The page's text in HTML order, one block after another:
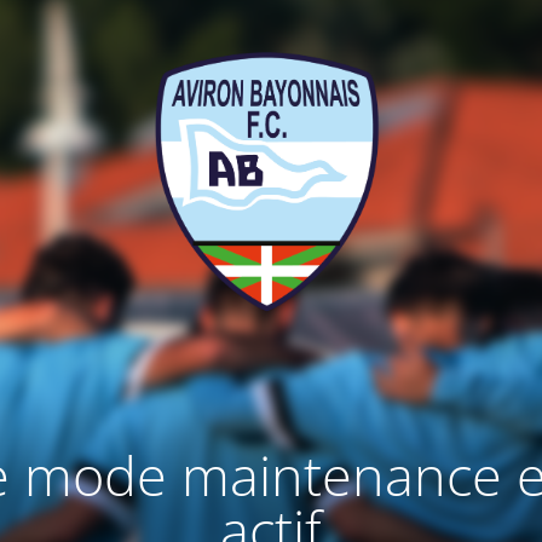
mode maintenance